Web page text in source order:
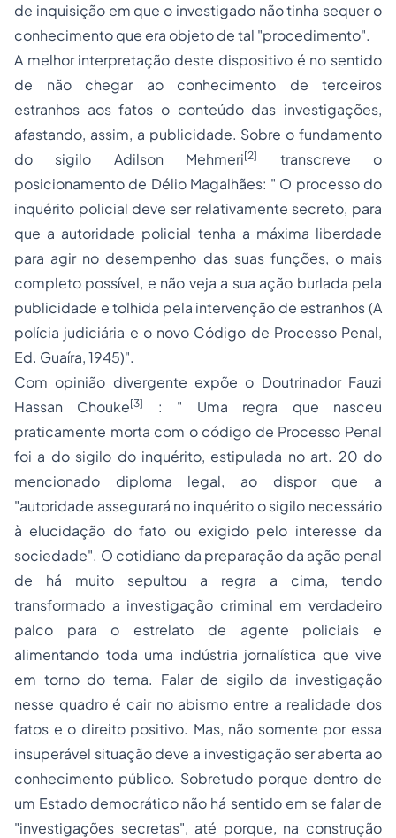
de inquisição em que o investigado não tinha sequer o
conhecimento que era objeto de tal "procedimento".
A melhor interpretação deste dispositivo é no sentido
de não chegar ao conhecimento de terceiros
estranhos aos fatos o conteúdo das investigações,
afastando, assim, a publicidade. Sobre o fundamento
do sigilo Adilson Mehmeri[2]
transcreve o
posicionamento de Délio Magalhães: " O processo do
inquérito policial deve ser relativamente secreto, para
que a autoridade policial tenha a máxima liberdade
para agir no desempenho das suas funções, o mais
completo possível, e não veja a sua ação burlada pela
publicidade e tolhida pela intervenção de estranhos (A
polícia judiciária e o novo Código de Processo Penal,
Ed. Guaíra, 1945)".
Com opinião divergente expõe o Doutrinador Fauzi
Hassan Chouke[3] : " Uma regra que nasceu
praticamente morta com o código de Processo Penal
foi a do sigilo do inquérito, estipulada no art. 20 do
mencionado diploma legal, ao dispor que a
"autoridade assegurará no inquérito o sigilo necessário
à elucidação do fato ou exigido pelo interesse da
sociedade". O cotidiano da preparação da ação penal
de há muito sepultou a regra a cima, tendo
transformado a investigação criminal em verdadeiro
palco para o estrelato de agente policiais e
alimentando toda uma indústria jornalística que vive
em torno do tema. Falar de sigilo da investigação
nesse quadro é cair no abismo entre a realidade dos
fatos e o direito positivo. Mas, não somente por essa
insuperável situação deve a investigação ser aberta ao
conhecimento público. Sobretudo porque dentro de
um Estado democrático não há sentido em se falar de
"investigações secretas", até porque, na construção